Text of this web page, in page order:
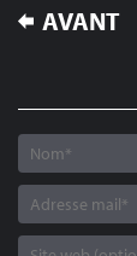
NAVIGATION
DE
AVANT